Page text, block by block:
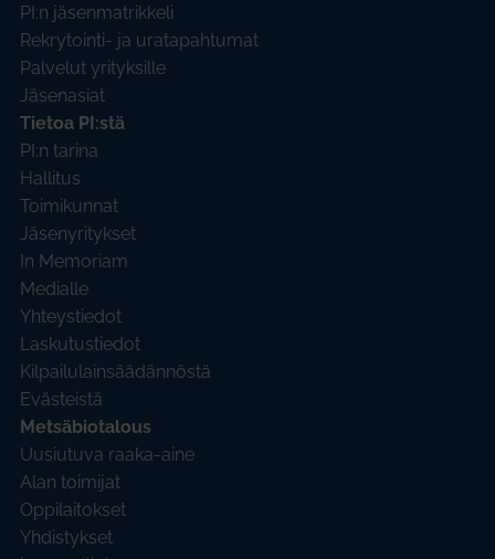
PI:n jäsenmatrikkeli
Rekrytointi- ja uratapahtumat
Palvelut yrityksille
Jäsenasiat
Tietoa PI:stä
PI:n tarina
Hallitus
Toimikunnat
Jäsenyritykset
In Memoriam
Medialle
Yhteystiedot
Laskutustiedot
Kilpailulainsäädännöstä
Evästeistä
Metsäbiotalous
Uusiutuva raaka-aine
Alan toimijat
Oppilaitokset
Yhdistykset